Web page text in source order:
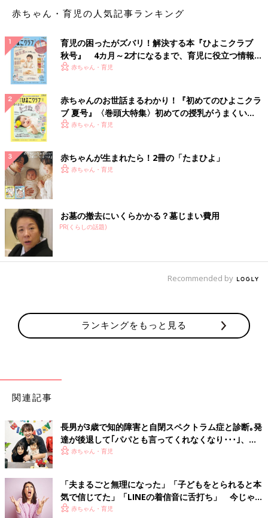
可愛いパステルカラーのスクエアグラタン皿。1人サイズのグラ
生活感をおしゃれに隠す♡詰め替えボトルもナイスデザイ
ン！
赤ちゃん・育児の人気記事ランキング
育児の困ったがズバリ！解決する本『ひよこクラブ
秋号』 4カ月～2才になるまで、育児に役立つ情報が
いっぱい！
赤ちゃん・育児
赤ちゃんのお世話まるわかり！『初めてのひよこクラ
ブ 夏号』〈巻頭大特集〉初めての授乳がうまくい
く！ おっぱい・ミルクの基本と夏のトラブル 解決テ
赤ちゃん・育児
赤ちゃんが生まれたら！2冊の「たまひよ」
赤ちゃん・育児
お墓の撤去にいくらかかる？墓じまい費用
PR(くらしの話題)
Recommended by
ランキングをもっと見る
関連記事
長男が3歳で知的障害と自閉スペクトラム症と診断｡発
達が後退して｢パパとも言ってくれなくなり･･･｣、元
プロバスケ選手･岡田優介
赤ちゃん・育児
「夫まるごと無理になった」「子どもをとられると本
気で信じてた」「LINEの着信音に舌打ち」 今じゃ笑
い話。敵対心＆警戒心むき出しだった産後のガルガル
赤ちゃん・育児